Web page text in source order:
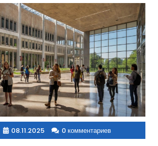
08.11.2025 0 комментариев